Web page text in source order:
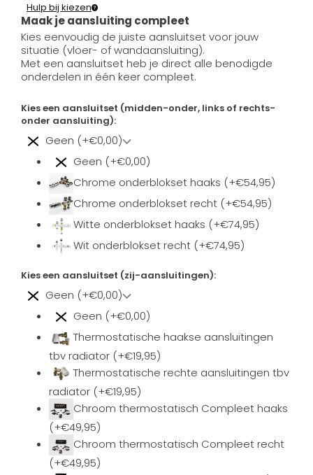
Maak je aansluiting compleet
Hulp bij kiezen
Kies eenvoudig de juiste aansluitset voor jouw
situatie (vloer- of wandaansluiting).
Met een aansluitset heb je direct alle benodigde
onderdelen in één keer compleet.
Kies een aansluitset (midden-onder, links of rechts-
onder aansluiting):
Geen (+€0,00)
Geen (+€0,00)
Chrome onderblokset haaks (+€54,95)
Chrome onderblokset recht (+€54,95)
Witte onderblokset haaks (+€74,95)
Wit onderblokset recht (+€74,95)
Kies een aansluitset (zij-aansluitingen):
Geen (+€0,00)
Geen (+€0,00)
Thermostatische haakse aansluitingen
tbv radiator (+€19,95)
Thermostatische rechte aansluitingen tbv
radiator (+€19,95)
Chroom thermostatisch Compleet haaks
(+€49,95)
Chroom thermostatisch Compleet recht
(+€49,95)